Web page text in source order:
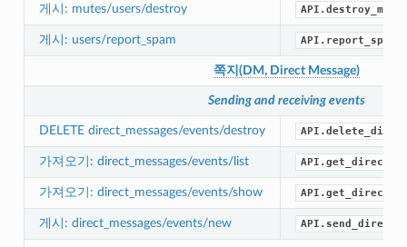
게시: mutes/users/destroy
게시: users/report_spam
쪽지(DM, Direct Message)
Sending and receiving events
DELETE direct_messages/events/destroy
가져오기: direct_messages/events/list
가져오기: direct_messages/events/show
게시: direct_messages/events/new